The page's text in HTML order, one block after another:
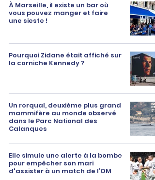
À Marseille, il existe un bar où
vous pouvez manger et faire
une sieste !
Pourquoi Zidane était affiché sur
la corniche Kennedy ?
Un rorqual, deuxième plus grand
mammifère au monde observé
dans le Parc National des
Calanques
Elle simule une alerte à la bombe
pour empêcher son mari
d'assister à un match de l’OM